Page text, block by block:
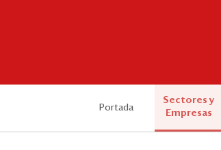
Portada
Sectores y
Empresas